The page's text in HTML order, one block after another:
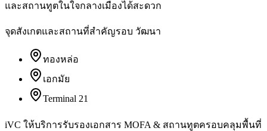
และสถานทูตในใจกลางเมืองได้สะดวก
จุดสังเกตและสถานที่สำคัญรอบ วัฒนา
ทองหล่อ
เอกมัย
Terminal 21
iVC ให้บริการรับรองเอกสาร MOFA & สถานทูตครอบคลุมพื้นที่